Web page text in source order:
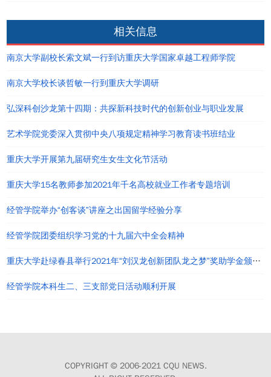
相关信息
南京大学副校长索文斌一行到访重庆大学国家卓越工程师学院
南京大学校长谈哲敏一行到重庆大学调研
弘深科创沙龙第十四期：共探新科技时代的创新创业与职业发展
艺术学院党委深入贯彻中央八项规定精神学习教育读书班结业
重庆大学开展第九届研究生女生文化节活动
重庆大学15名教师参加2021年千名高校就业工作者专题培训
经管学院举办“创客谈”讲座之出国留学经验分享
经管学院团委组织学习党的十九届六中全会精神
重庆大学赴绿春县举行2021年“刘汉龙创新团队龙之梦”奖助学金颁发仪式
经管学院本科生二、三支部党日活动顺利开展
COPYRIGHT © 2006-2021 CQU NEWS.